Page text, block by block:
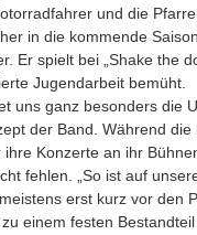
und die
in die kommende
Er spielt bei „Shake the
Jugendarbeit bemüht.
uns ganz besonders
der Band. Während
ihre Konzerte an ihr
fehlen. „So ist auf
erst kurz vor den
einem festen